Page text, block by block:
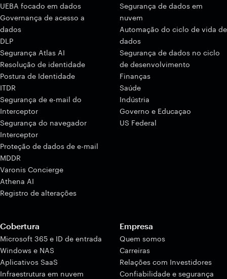
UEBA focado em dados
Governança de acesso a
dados
DLP
Segurança Atlas AI
Resolução de identidade
Postura de Identidade
ITDR
Segurança de e-mail do
Interceptor
Segurança do navegador
Interceptor
Proteção de dados de e-mail
MDDR
Varonis Concierge
Athena AI
Registro de alterações
Segurança de dados em
nuvem
Automação do ciclo de vida de
dados
Segurança de dados no ciclo
de desenvolvimento
Finanças
Saúde
Indústria
Governo e Educaçao
US Federal
Cobertura
Microsoft 365 e ID de entrada
Windows e NAS
Aplicativos SaaS
Infraestrutura em nuvem
Empresa
Quem somos
Carreiras
Relações com Investidores
Confiabilidade e segurança